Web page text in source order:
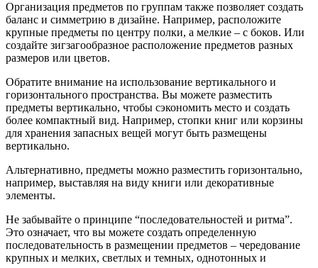
Организация предметов по группам также позволяет создать
баланс и симметрию в дизайне. Например, расположите
крупные предметы по центру полки, а мелкие – с боков. Или
создайте зигзагообразное расположение предметов разных
размеров или цветов.
Обратите внимание на использование вертикального и
горизонтального пространства. Вы можете разместить
предметы вертикально, чтобы сэкономить место и создать
более компактный вид. Например, стопки книг или корзины
для хранения запасных вещей могут быть размещены
вертикально.
Альтернативно, предметы можно разместить горизонтально,
например, выставляя на виду книги или декоративные
элементы.
Не забывайте о принципе “последовательностей и ритма”.
Это означает, что вы можете создать определенную
последовательность в размещении предметов – чередование
крупных и мелких, светлых и темных, однотонных и